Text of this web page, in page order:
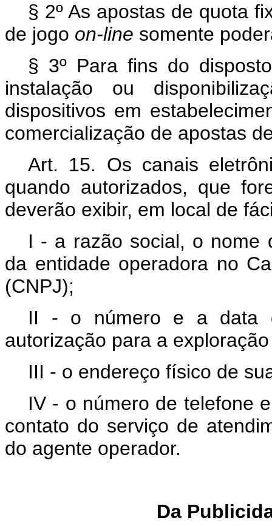
§ 2º As apostas de quota
de jogo on-line somente
§ 3º Para fins do
instalação ou
dispositivos em
comercialização de apostas
Art. 15. Os canais
quando autorizados, que
deverão exibir, em local de
I - a razão social, o nome
da entidade operadora no
(CNPJ);
II - o número e a data
autorização para a
III - o endereço físico de
IV - o número de telefone
contato do serviço de
do agente operador.
Da